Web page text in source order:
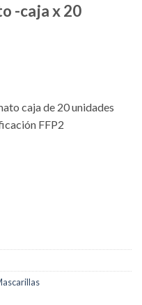
-caja x 20
caja de 20 unidades
FFP2